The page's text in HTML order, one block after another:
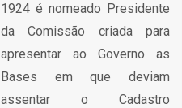
1924 é nomeado Presidente
da Comissão criada para
apresentar ao Governo as
Bases em que deviam
assentar o Cadastro